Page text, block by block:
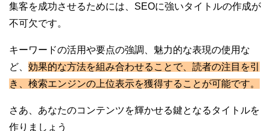
集客を成功させるためには、SEOに強いタイトルの作成が
不可欠です。
キーワードの活用や要点の強調、魅力的な表現の使用な
ど、 効果的な方法を組み合わせることで、読者の注目を引
き、検索エンジンの上位表示を獲得することが可能です。
さあ、あなたのコンテンツを輝かせる鍵となるタイトルを
作りましょう